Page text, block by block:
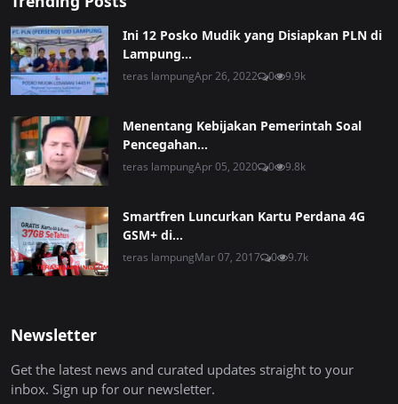
Ini 12 Posko Mudik yang Disiapkan PLN di
Lampung...
teras lampungApr 26, 2022 0 9.9k
Menentang Kebijakan Pemerintah Soal
Pencegahan...
teras lampungApr 05, 2020 0 9.8k
Smartfren Luncurkan Kartu Perdana 4G
GSM+ di...
teras lampungMar 07, 2017 0 9.7k
Newsletter
Get the latest news and curated updates straight to your
inbox. Sign up for our newsletter.